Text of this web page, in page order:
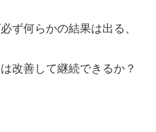
ず何らかの結果は出る、
改善して継続できるか？